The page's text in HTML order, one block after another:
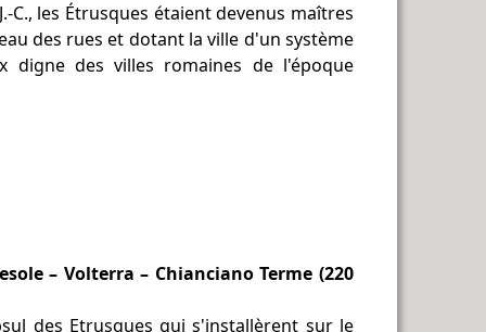
C., les Étrusques étaient devenus maîtres
des rues et dotant la ville d'un système
digne des villes romaines de l'époque
– Volterra – Chianciano Terme (220
des Etrusques qui s'installèrent sur le